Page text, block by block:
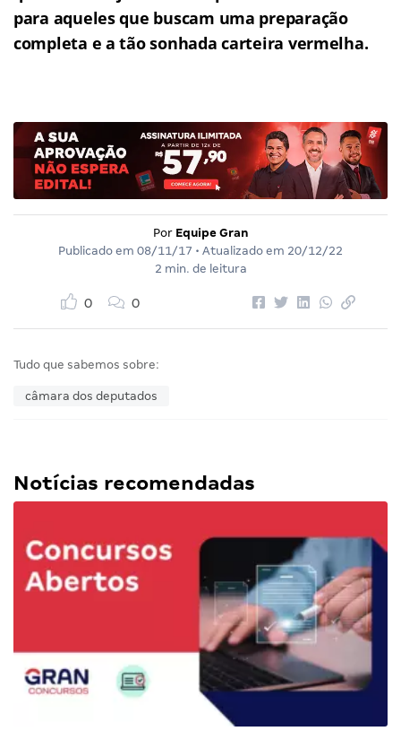
para aqueles que buscam uma preparação
completa e a tão sonhada carteira vermelha.
Por Equipe Gran
Publicado em 08/11/17 • Atualizado em 20/12/22
2 min. de leitura
0 0
Tudo que sabemos sobre:
câmara dos deputados
Notícias recomendadas